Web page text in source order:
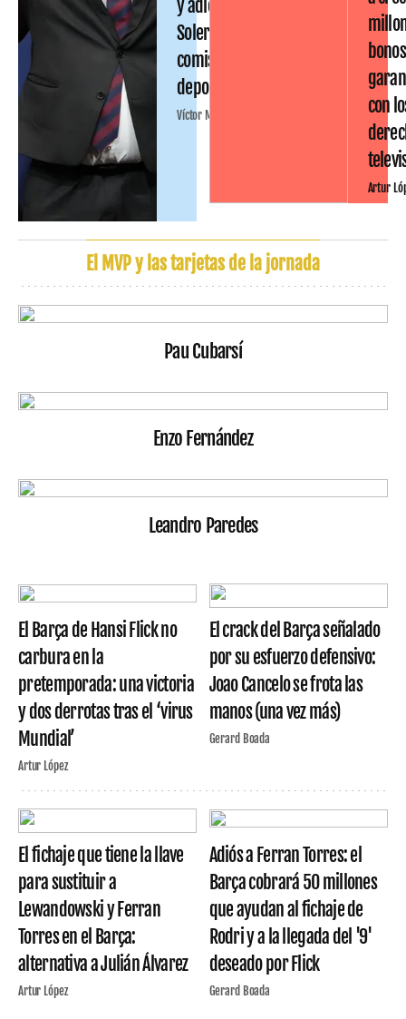
y adiós a Joan
Soler en la
comisión
deportiva
Víctor Malo
bonos
con
Artur
El MVP y las tarjetas de la jornada
Pau Cubarsí
Enzo Fernández
Leandro Paredes
El Barça de Hansi Flick no
carbura en la
pretemporada: una victoria
y dos derrotas tras el ‘virus
Mundial’
Artur López
El crack del Barça señalado
por su esfuerzo defensivo:
Joao Cancelo se frota las
manos (una vez más)
Gerard Boada
El fichaje que tiene la llave
para sustituir a
Lewandowski y Ferran
Torres en el Barça:
alternativa a Julián Álvarez
Artur López
Adiós a Ferran Torres: el
Barça cobrará 50 millones
que ayudan al fichaje de
Rodri y a la llegada del '9'
deseado por Flick
Gerard Boada